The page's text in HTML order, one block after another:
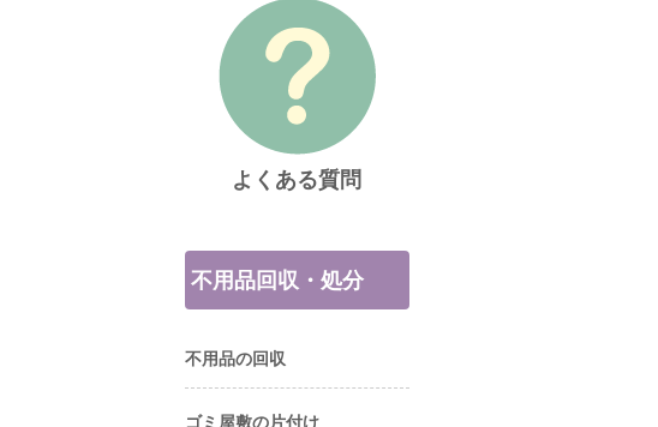
よくある質問
不用品回収・処分
不用品の回収
ゴミ屋敷の片付け